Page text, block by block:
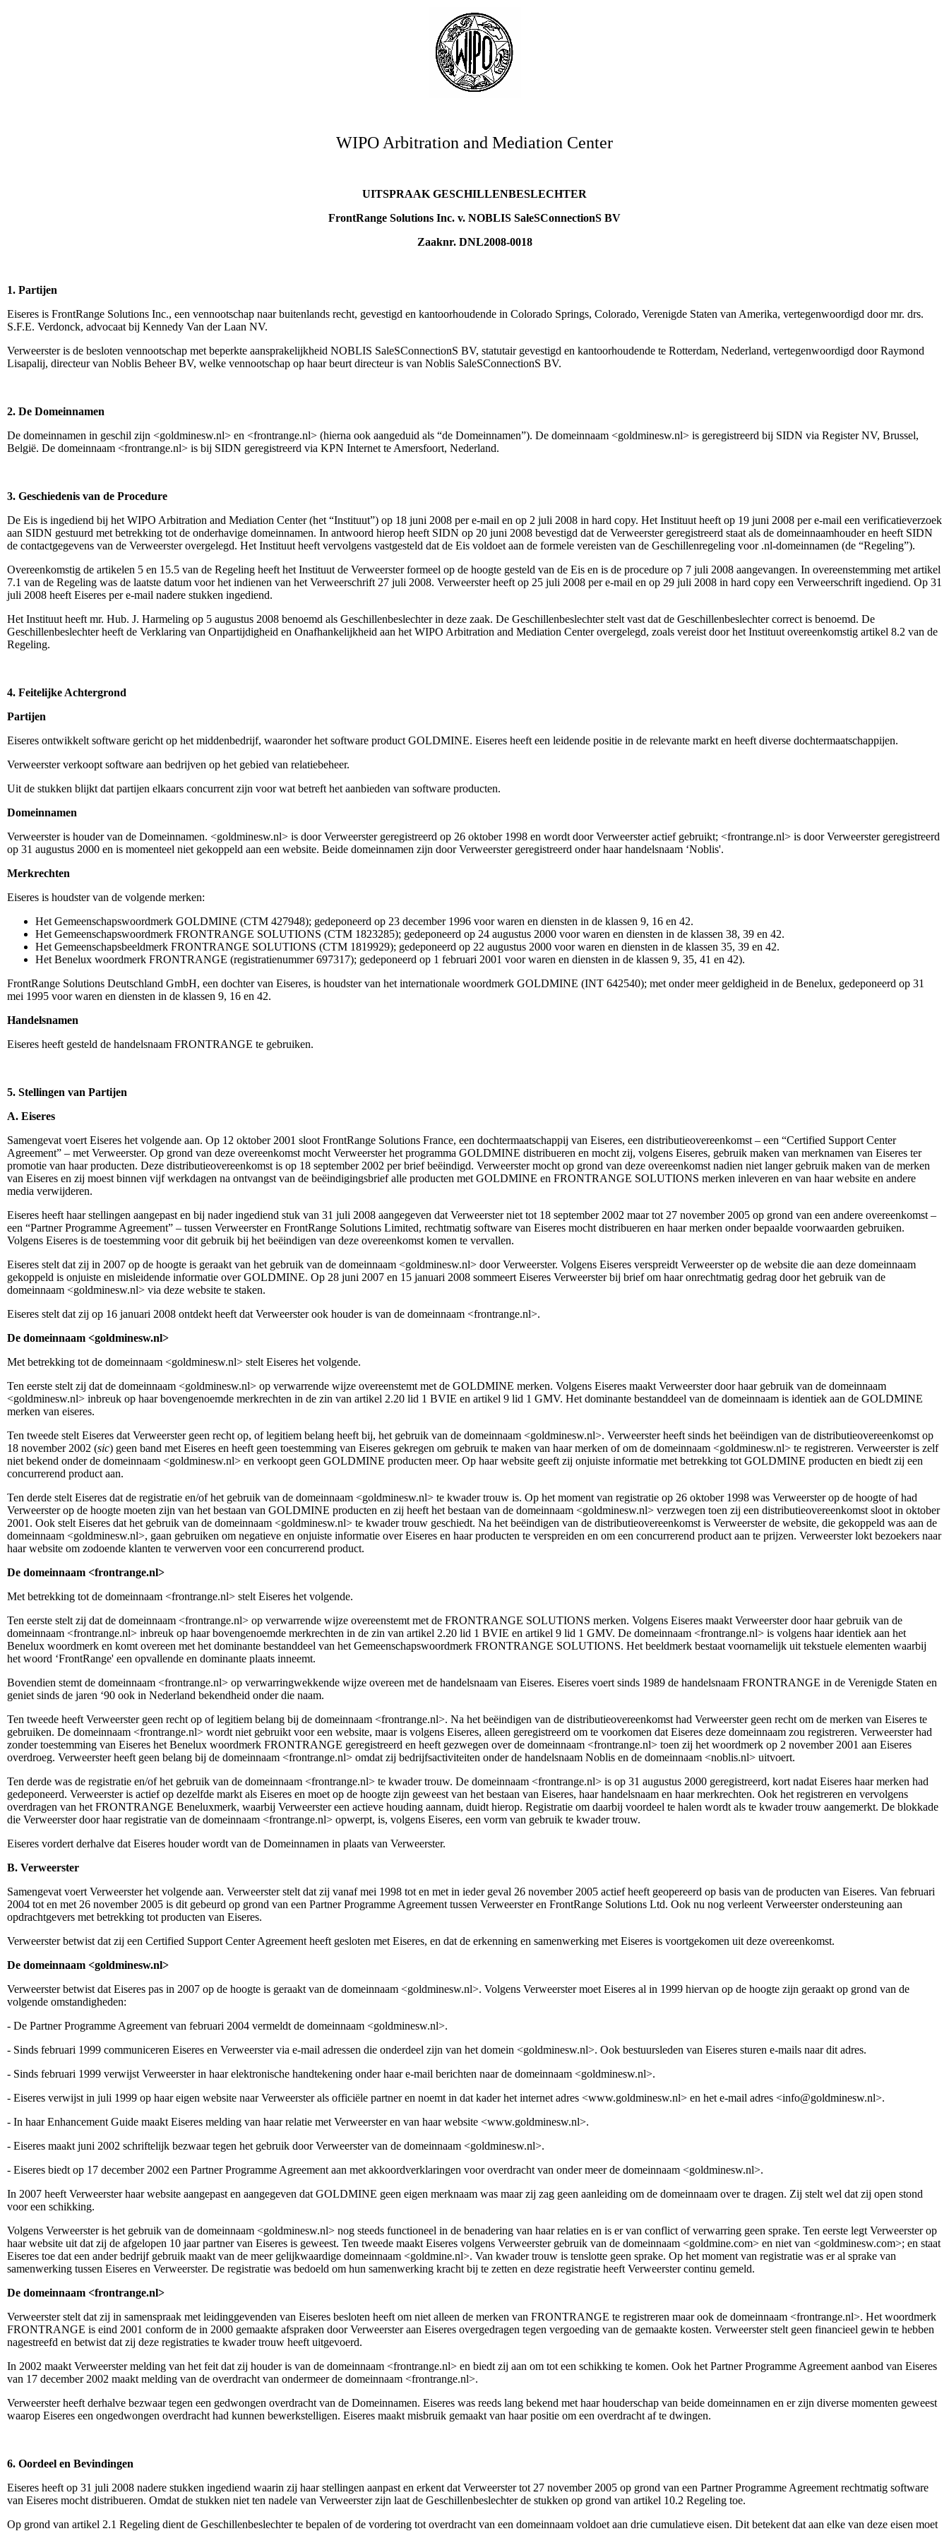
WIPO Arbitration and Mediation Center
UITSPRAAK GESCHILLENBESLECHTER
FrontRange Solutions Inc. v. NOBLIS SaleSConnectionS BV
Zaaknr. DNL2008-0018
1. Partijen
Eiseres is FrontRange Solutions Inc., een vennootschap naar buitenlands recht, gevestigd en kantoorhoudende in Colorado Springs, Colorado, Verenigde Staten van Amerika, vertegenwoordigd door mr. drs.
S.F.E. Verdonck, advocaat bij Kennedy Van der Laan NV.
Verweerster is de besloten vennootschap met beperkte aansprakelijkheid NOBLIS SaleSConnectionS BV, statutair gevestigd en kantoorhoudende te Rotterdam, Nederland, vertegenwoordigd door Raymond
Lisapalij, directeur van Noblis Beheer BV, welke vennootschap op haar beurt directeur is van Noblis SaleSConnectionS BV.
2. De Domeinnamen
De domeinnamen in geschil zijn <goldminesw.nl> en <frontrange.nl> (hierna ook aangeduid als “de Domeinnamen”). De domeinnaam <goldminesw.nl> is geregistreerd bij SIDN via Register NV, Brussel,
België. De domeinnaam <frontrange.nl> is bij SIDN geregistreerd via KPN Internet te Amersfoort, Nederland.
3. Geschiedenis van de Procedure
De Eis is ingediend bij het WIPO Arbitration and Mediation Center (het “Instituut”) op 18 juni 2008 per e-mail en op 2 juli 2008 in hard copy. Het Instituut heeft op 19 juni 2008 per e-mail een verificatieverzoek
aan SIDN gestuurd met betrekking tot de onderhavige domeinnamen. In antwoord hierop heeft SIDN op 20 juni 2008 bevestigd dat de Verweerster geregistreerd staat als de domeinnaamhouder en heeft SIDN
de contactgegevens van de Verweerster overgelegd. Het Instituut heeft vervolgens vastgesteld dat de Eis voldoet aan de formele vereisten van de Geschillenregeling voor .nl-domeinnamen (de “Regeling”).
Overeenkomstig de artikelen 5 en 15.5 van de Regeling heeft het Instituut de Verweerster formeel op de hoogte gesteld van de Eis en is de procedure op 7 juli 2008 aangevangen. In overeenstemming met artikel
7.1 van de Regeling was de laatste datum voor het indienen van het Verweerschrift 27 juli 2008. Verweerster heeft op 25 juli 2008 per e-mail en op 29 juli 2008 in hard copy een Verweerschrift ingediend. Op 31
juli 2008 heeft Eiseres per e-mail nadere stukken ingediend.
Het Instituut heeft mr. Hub. J. Harmeling op 5 augustus 2008 benoemd als Geschillenbeslechter in deze zaak. De Geschillenbeslechter stelt vast dat de Geschillenbeslechter correct is benoemd. De
Geschillenbeslechter heeft de Verklaring van Onpartijdigheid en Onafhankelijkheid aan het WIPO Arbitration and Mediation Center overgelegd, zoals vereist door het Instituut overeenkomstig artikel 8.2 van de
Regeling.
4. Feitelijke Achtergrond
Partijen
Eiseres ontwikkelt software gericht op het middenbedrijf, waaronder het software product GOLDMINE. Eiseres heeft een leidende positie in de relevante markt en heeft diverse dochtermaatschappijen.
Verweerster verkoopt software aan bedrijven op het gebied van relatiebeheer.
Uit de stukken blijkt dat partijen elkaars concurrent zijn voor wat betreft het aanbieden van software producten.
Domeinnamen
Verweerster is houder van de Domeinnamen. <goldminesw.nl> is door Verweerster geregistreerd op 26 oktober 1998 en wordt door Verweerster actief gebruikt; <frontrange.nl> is door Verweerster geregistreerd
op 31 augustus 2000 en is momenteel niet gekoppeld aan een website. Beide domeinnamen zijn door Verweerster geregistreerd onder haar handelsnaam ‘Noblis'.
Merkrechten
Eiseres is houdster van de volgende merken:
Het Gemeenschapswoordmerk GOLDMINE (CTM 427948); gedeponeerd op 23 december 1996 voor waren en diensten in de klassen 9, 16 en 42.
Het Gemeenschapswoordmerk FRONTRANGE SOLUTIONS (CTM 1823285); gedeponeerd op 24 augustus 2000 voor waren en diensten in de klassen 38, 39 en 42.
Het Gemeenschapsbeeldmerk FRONTRANGE SOLUTIONS (CTM 1819929); gedeponeerd op 22 augustus 2000 voor waren en diensten in de klassen 35, 39 en 42.
Het Benelux woordmerk FRONTRANGE (registratienummer 697317); gedeponeerd op 1 februari 2001 voor waren en diensten in de klassen 9, 35, 41 en 42).
FrontRange Solutions Deutschland GmbH, een dochter van Eiseres, is houdster van het internationale woordmerk GOLDMINE (INT 642540); met onder meer geldigheid in de Benelux, gedeponeerd op 31
mei 1995 voor waren en diensten in de klassen 9, 16 en 42.
Handelsnamen
Eiseres heeft gesteld de handelsnaam FRONTRANGE te gebruiken.
5. Stellingen van Partijen
A. Eiseres
Samengevat voert Eiseres het volgende aan. Op 12 oktober 2001 sloot FrontRange Solutions France, een dochtermaatschappij van Eiseres, een distributieovereenkomst – een “Certified Support Center
Agreement” – met Verweerster. Op grond van deze overeenkomst mocht Verweerster het programma GOLDMINE distribueren en mocht zij, volgens Eiseres, gebruik maken van merknamen van Eiseres ter
promotie van haar producten. Deze distributieovereenkomst is op 18 september 2002 per brief beëindigd. Verweerster mocht op grond van deze overeenkomst nadien niet langer gebruik maken van de merken
van Eiseres en zij moest binnen vijf werkdagen na ontvangst van de beëindigingsbrief alle producten met GOLDMINE en FRONTRANGE SOLUTIONS merken inleveren en van haar website en andere
media verwijderen.
Eiseres heeft haar stellingen aangepast en bij nader ingediend stuk van 31 juli 2008 aangegeven dat Verweerster niet tot 18 september 2002 maar tot 27 november 2005 op grond van een andere overeenkomst –
een “Partner Programme Agreement” – tussen Verweerster en FrontRange Solutions Limited, rechtmatig software van Eiseres mocht distribueren en haar merken onder bepaalde voorwaarden gebruiken.
Volgens Eiseres is de toestemming voor dit gebruik bij het beëindigen van deze overeenkomst komen te vervallen.
Eiseres stelt dat zij in 2007 op de hoogte is geraakt van het gebruik van de domeinnaam <goldminesw.nl> door Verweerster. Volgens Eiseres verspreidt Verweerster op de website die aan deze domeinnaam
gekoppeld is onjuiste en misleidende informatie over GOLDMINE. Op 28 juni 2007 en 15 januari 2008 sommeert Eiseres Verweerster bij brief om haar onrechtmatig gedrag door het gebruik van de
domeinnaam <goldminesw.nl> via deze website te staken.
Eiseres stelt dat zij op 16 januari 2008 ontdekt heeft dat Verweerster ook houder is van de domeinnaam <frontrange.nl>.
De domeinnaam <goldminesw.nl>
Met betrekking tot de domeinnaam <goldminesw.nl> stelt Eiseres het volgende.
Ten eerste stelt zij dat de domeinnaam <goldminesw.nl> op verwarrende wijze overeenstemt met de GOLDMINE merken. Volgens Eiseres maakt Verweerster door haar gebruik van de domeinnaam
<goldminesw.nl> inbreuk op haar bovengenoemde merkrechten in de zin van artikel 2.20 lid 1 BVIE en artikel 9 lid 1 GMV. Het dominante bestanddeel van de domeinnaam is identiek aan de GOLDMINE
merken van eiseres.
Ten tweede stelt Eiseres dat Verweerster geen recht op, of legitiem belang heeft bij, het gebruik van de domeinnaam <goldminesw.nl>. Verweerster heeft sinds het beëindigen van de distributieovereenkomst op
18 november 2002 (sic) geen band met Eiseres en heeft geen toestemming van Eiseres gekregen om gebruik te maken van haar merken of om de domeinnaam <goldminesw.nl> te registreren. Verweerster is zelf
niet bekend onder de domeinnaam <goldminesw.nl> en verkoopt geen GOLDMINE producten meer. Op haar website geeft zij onjuiste informatie met betrekking tot GOLDMINE producten en biedt zij een
concurrerend product aan.
Ten derde stelt Eiseres dat de registratie en/of het gebruik van de domeinnaam <goldminesw.nl> te kwader trouw is. Op het moment van registratie op 26 oktober 1998 was Verweerster op de hoogte of had
Verweerster op de hoogte moeten zijn van het bestaan van GOLDMINE producten en zij heeft het bestaan van de domeinnaam <goldminesw.nl> verzwegen toen zij een distributieovereenkomst sloot in oktober
2001. Ook stelt Eiseres dat het gebruik van de domeinnaam <goldminesw.nl> te kwader trouw geschiedt. Na het beëindigen van de distributieovereenkomst is Verweerster de website, die gekoppeld was aan de
domeinnaam <goldminesw.nl>, gaan gebruiken om negatieve en onjuiste informatie over Eiseres en haar producten te verspreiden en om een concurrerend product aan te prijzen. Verweerster lokt bezoekers naar
haar website om zodoende klanten te verwerven voor een concurrerend product.
De domeinnaam <frontrange.nl>
Met betrekking tot de domeinnaam <frontrange.nl> stelt Eiseres het volgende.
Ten eerste stelt zij dat de domeinnaam <frontrange.nl> op verwarrende wijze overeenstemt met de FRONTRANGE SOLUTIONS merken. Volgens Eiseres maakt Verweerster door haar gebruik van de
domeinnaam <frontrange.nl> inbreuk op haar bovengenoemde merkrechten in de zin van artikel 2.20 lid 1 BVIE en artikel 9 lid 1 GMV. De domeinnaam <frontrange.nl> is volgens haar identiek aan het
Benelux woordmerk en komt overeen met het dominante bestanddeel van het Gemeenschapswoordmerk FRONTRANGE SOLUTIONS. Het beeldmerk bestaat voornamelijk uit tekstuele elementen waarbij
het woord ‘FrontRange' een opvallende en dominante plaats inneemt.
Bovendien stemt de domeinnaam <frontrange.nl> op verwarringwekkende wijze overeen met de handelsnaam van Eiseres. Eiseres voert sinds 1989 de handelsnaam FRONTRANGE in de Verenigde Staten en
geniet sinds de jaren ‘90 ook in Nederland bekendheid onder die naam.
Ten tweede heeft Verweerster geen recht op of legitiem belang bij de domeinnaam <frontrange.nl>. Na het beëindigen van de distributieovereenkomst had Verweerster geen recht om de merken van Eiseres te
gebruiken. De domeinnaam <frontrange.nl> wordt niet gebruikt voor een website, maar is volgens Eiseres, alleen geregistreerd om te voorkomen dat Eiseres deze domeinnaam zou registreren. Verweerster had
zonder toestemming van Eiseres het Benelux woordmerk FRONTRANGE geregistreerd en heeft gezwegen over de domeinnaam <frontrange.nl> toen zij het woordmerk op 2 november 2001 aan Eiseres
overdroeg. Verweerster heeft geen belang bij de domeinnaam <frontrange.nl> omdat zij bedrijfsactiviteiten onder de handelsnaam Noblis en de domeinnaam <noblis.nl> uitvoert.
Ten derde was de registratie en/of het gebruik van de domeinnaam <frontrange.nl> te kwader trouw. De domeinnaam <frontrange.nl> is op 31 augustus 2000 geregistreerd, kort nadat Eiseres haar merken had
gedeponeerd. Verweerster is actief op dezelfde markt als Eiseres en moet op de hoogte zijn geweest van het bestaan van Eiseres, haar handelsnaam en haar merkrechten. Ook het registreren en vervolgens
overdragen van het FRONTRANGE Beneluxmerk, waarbij Verweerster een actieve houding aannam, duidt hierop. Registratie om daarbij voordeel te halen wordt als te kwader trouw aangemerkt. De blokkade
die Verweerster door haar registratie van de domeinnaam <frontrange.nl> opwerpt, is, volgens Eiseres, een vorm van gebruik te kwader trouw.
Eiseres vordert derhalve dat Eiseres houder wordt van de Domeinnamen in plaats van Verweerster.
B. Verweerster
Samengevat voert Verweerster het volgende aan. Verweerster stelt dat zij vanaf mei 1998 tot en met in ieder geval 26 november 2005 actief heeft geopereerd op basis van de producten van Eiseres. Van februari
2004 tot en met 26 november 2005 is dit gebeurd op grond van een Partner Programme Agreement tussen Verweerster en FrontRange Solutions Ltd. Ook nu nog verleent Verweerster ondersteuning aan
opdrachtgevers met betrekking tot producten van Eiseres.
Verweerster betwist dat zij een Certified Support Center Agreement heeft gesloten met Eiseres, en dat de erkenning en samenwerking met Eiseres is voortgekomen uit deze overeenkomst.
De domeinnaam <goldminesw.nl>
Verweerster betwist dat Eiseres pas in 2007 op de hoogte is geraakt van de domeinnaam <goldminesw.nl>. Volgens Verweerster moet Eiseres al in 1999 hiervan op de hoogte zijn geraakt op grond van de
volgende omstandigheden:
- De Partner Programme Agreement van februari 2004 vermeldt de domeinnaam <goldminesw.nl>.
- Sinds februari 1999 communiceren Eiseres en Verweerster via e-mail adressen die onderdeel zijn van het domein <goldminesw.nl>. Ook bestuursleden van Eiseres sturen e-mails naar dit adres.
- Sinds februari 1999 verwijst Verweerster in haar elektronische handtekening onder haar e-mail berichten naar de domeinnaam <goldminesw.nl>.
- Eiseres verwijst in juli 1999 op haar eigen website naar Verweerster als officiële partner en noemt in dat kader het internet adres <www.goldminesw.nl> en het e-mail adres <info@goldminesw.nl>.
- In haar Enhancement Guide maakt Eiseres melding van haar relatie met Verweerster en van haar website <www.goldminesw.nl>.
- Eiseres maakt juni 2002 schriftelijk bezwaar tegen het gebruik door Verweerster van de domeinnaam <goldminesw.nl>.
- Eiseres biedt op 17 december 2002 een Partner Programme Agreement aan met akkoordverklaringen voor overdracht van onder meer de domeinnaam <goldminesw.nl>.
In 2007 heeft Verweerster haar website aangepast en aangegeven dat GOLDMINE geen eigen merknaam was maar zij zag geen aanleiding om de domeinnaam over te dragen. Zij stelt wel dat zij open stond
voor een schikking.
Volgens Verweerster is het gebruik van de domeinnaam <goldminesw.nl> nog steeds functioneel in de benadering van haar relaties en is er van conflict of verwarring geen sprake. Ten eerste legt Verweerster op
haar website uit dat zij de afgelopen 10 jaar partner van Eiseres is geweest. Ten tweede maakt Eiseres volgens Verweerster gebruik van de domeinnaam <goldmine.com> en niet van <goldminesw.com>; en staat
Eiseres toe dat een ander bedrijf gebruik maakt van de meer gelijkwaardige domeinnaam <goldmine.nl>. Van kwader trouw is tenslotte geen sprake. Op het moment van registratie was er al sprake van
samenwerking tussen Eiseres en Verweerster. De registratie was bedoeld om hun samenwerking kracht bij te zetten en deze registratie heeft Verweerster continu gemeld.
De domeinnaam <frontrange.nl>
Verweerster stelt dat zij in samenspraak met leidinggevenden van Eiseres besloten heeft om niet alleen de merken van FRONTRANGE te registreren maar ook de domeinnaam <frontrange.nl>. Het woordmerk
FRONTRANGE is eind 2001 conform de in 2000 gemaakte afspraken door Verweerster aan Eiseres overgedragen tegen vergoeding van de gemaakte kosten. Verweerster stelt geen financieel gewin te hebben
nagestreefd en betwist dat zij deze registraties te kwader trouw heeft uitgevoerd.
In 2002 maakt Verweerster melding van het feit dat zij houder is van de domeinnaam <frontrange.nl> en biedt zij aan om tot een schikking te komen. Ook het Partner Programme Agreement aanbod van Eiseres
van 17 december 2002 maakt melding van de overdracht van ondermeer de domeinnaam <frontrange.nl>.
Verweerster heeft derhalve bezwaar tegen een gedwongen overdracht van de Domeinnamen. Eiseres was reeds lang bekend met haar houderschap van beide domeinnamen en er zijn diverse momenten geweest
waarop Eiseres een ongedwongen overdracht had kunnen bewerkstelligen. Eiseres maakt misbruik gemaakt van haar positie om een overdracht af te dwingen.
6. Oordeel en Bevindingen
Eiseres heeft op 31 juli 2008 nadere stukken ingediend waarin zij haar stellingen aanpast en erkent dat Verweerster tot 27 november 2005 op grond van een Partner Programme Agreement rechtmatig software
van Eiseres mocht distribueren. Omdat de stukken niet ten nadele van Verweerster zijn laat de Geschillenbeslechter de stukken op grond van artikel 10.2 Regeling toe.
Op grond van artikel 2.1 Regeling dient de Geschillenbeslechter te bepalen of de vordering tot overdracht van een domeinnaam voldoet aan drie cumulatieve eisen. Dit betekent dat aan elke van deze eisen moet